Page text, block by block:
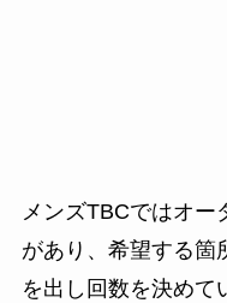
メンズTBCではオー
があり、希望する箇
を出し回数を決めて